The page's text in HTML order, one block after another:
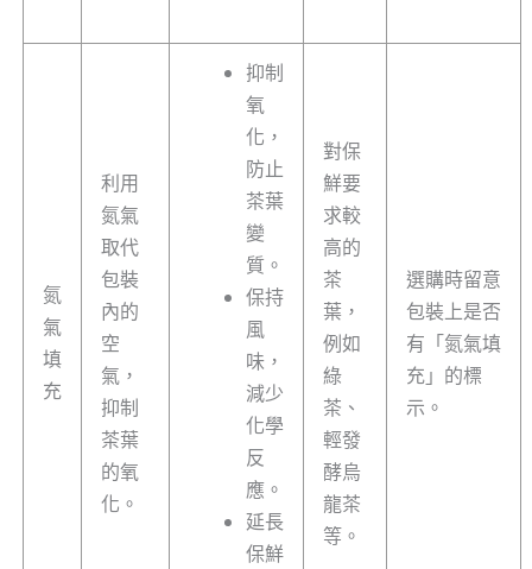
氮
氣
填
充
利用
氮氣
取代
包裝
內的
空
氣，
抑制
茶葉
的氧
化。
抑制
氧
化，
防止
茶葉
變
質。
保持
風
味，
減少
化學
反
應。
延長
保鮮
對保
鮮要
求較
高的
茶
葉，
例如
綠
茶、
輕發
酵烏
龍茶
等。
選購時留意
包裝上是否
有「氮氣填
充」的標
示。